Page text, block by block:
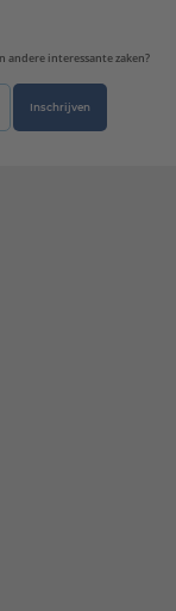
interessante zaken?
Inschrijven